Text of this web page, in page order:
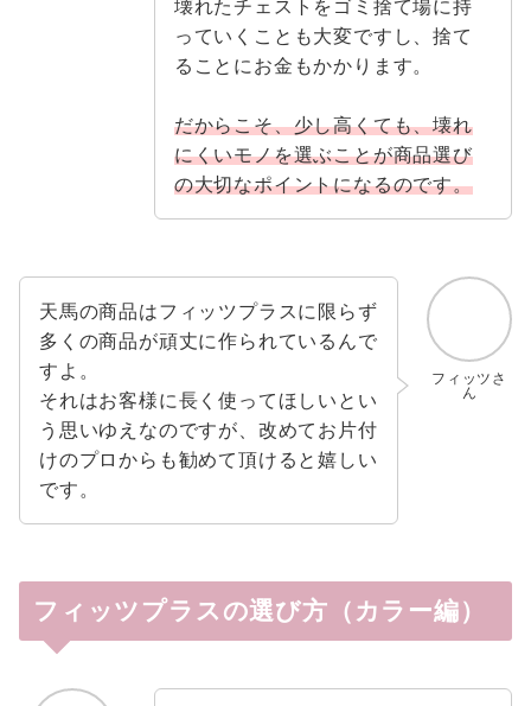
壊れたチェストをゴミ捨て場に持
っていくことも大変ですし、捨て
ることにお金もかかります。
だからこそ、少し高くても、壊れ
にくいモノを選ぶことが商品選び
の大切なポイントになるのです。
フィッツさ
ん
天馬の商品はフィッツプラスに限らず
多くの商品が頑丈に作られているんで
すよ。
それはお客様に長く使ってほしいとい
う思いゆえなのですが、改めてお片付
けのプロからも勧めて頂けると嬉しい
です。
フィッツプラスの選び方（カラー編）